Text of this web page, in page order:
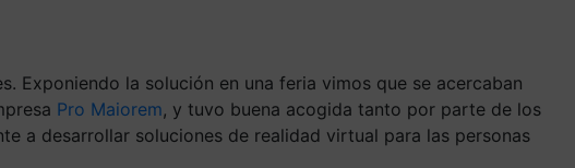
Exponiendo la solución en una feria vimos que se acercaban
Pro Maiorem, y tuvo buena acogida tanto por parte de los
a desarrollar soluciones de realidad virtual para las personas